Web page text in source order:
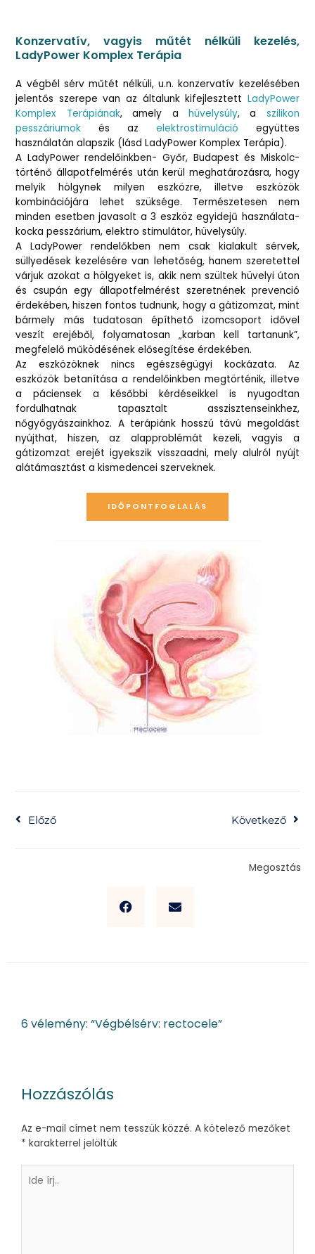
Konzervatív, vagyis műtét nélküli kezelés,
LadyPower Komplex Terápia
A végbél sérv műtét nélküli, u.n. konzervatív kezelésében
jelentős szerepe van az általunk kifejlesztett LadyPower
Komplex Terápiának, amely a hüvelysúly, a szilikon
pesszáriumok és az elektrostimuláció együttes
használatán alapszik (lásd LadyPower Komplex Terápia).
A LadyPower rendelőinkben- Győr, Budapest és Miskolc-
történő állapotfelmérés után kerül meghatározásra, hogy
melyik hölgynek milyen eszközre, illetve eszközök
kombinációjára lehet szüksége. Természetesen nem
minden esetben javasolt a 3 eszköz egyidejű használata-
kocka pesszárium, elektro stimulátor, hüvelysúly.
A LadyPower rendelőkben nem csak kialakult sérvek,
süllyedések kezelésére van lehetőség, hanem szeretettel
várjuk azokat a hölgyeket is, akik nem szültek hüvelyi úton
és csupán egy állapotfelmérést szeretnének prevenció
érdekében, hiszen fontos tudnunk, hogy a gátizomzat, mint
bármely más tudatosan építhető izomcsoport idővel
veszít erejéből, folyamatosan „karban kell tartanunk”,
megfelelő működésének elősegítése érdekében.
Az eszközöknek nincs egészségügyi kockázata. Az
eszközök betanítása a rendelőinkben megtörténik, illetve
a páciensek a későbbi kérdéseikkel is nyugodtan
fordulhatnak tapasztalt asszisztenseinkhez,
nőgyógyászainkhoz. A terápiánk hosszú távú megoldást
nyújthat, hiszen, az alapproblémát kezeli, vagyis a
gátizomzat erejét igyekszik visszaadni, mely alulról nyújt
alátámasztást a kismedencei szerveknek.
IDŐPONTFOGLALÁS
Előző Következő
Megosztás
6 vélemény: “Végbélsérv: rectocele”
Hozzászólás
Az e-mail címet nem tesszük közzé. A kötelező mezőket
* karakterrel jelöltük
írj..